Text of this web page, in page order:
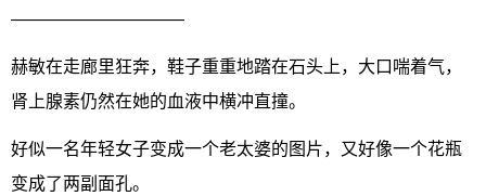
——————————
赫敏在走廊里狂奔，鞋子重重地踏在石头上，大口喘着气，
肾上腺素仍然在她的血液中横冲直撞。
好似一名年轻女子变成一个老太婆的图片，又好像一个花瓶
变成了两副面孔。